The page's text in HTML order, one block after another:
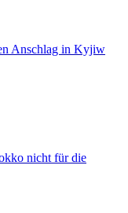
Anschlag in Kyjiw
nicht für die